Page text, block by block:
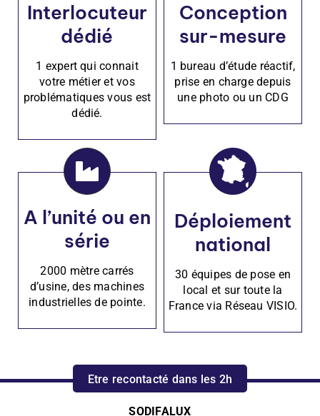
Interlocuteur
dédié
1 expert qui connait
votre métier et vos
problématiques vous est
dédié.
Conception
sur-mesure
1 bureau d’étude réactif,
prise en charge depuis
une photo ou un CDG
A l’unité ou en
série
2000 mètre carrés
d’usine, des machines
industrielles de pointe.
Déploiement
national
30 équipes de pose en
local et sur toute la
France via Réseau VISIO.
Etre recontacté dans les 2h
SODIFALUX